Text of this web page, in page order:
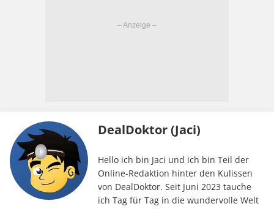
DealDoktor (Jaci)
Hello ich bin Jaci und ich bin Teil der
Online-Redaktion hinter den Kulissen
von DealDoktor. Seit Juni 2023 tauche
ich Tag für Tag in die wundervolle Welt